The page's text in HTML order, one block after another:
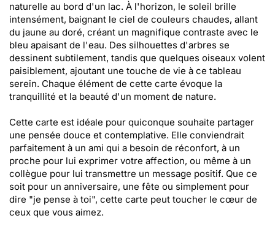
naturelle au bord d'un lac. À l'horizon, le soleil brille
intensément, baignant le ciel de couleurs chaudes, allant
du jaune au doré, créant un magnifique contraste avec le
bleu apaisant de l'eau. Des silhouettes d'arbres se
dessinent subtilement, tandis que quelques oiseaux volent
paisiblement, ajoutant une touche de vie à ce tableau
serein. Chaque élément de cette carte évoque la
tranquillité et la beauté d'un moment de nature.
Cette carte est idéale pour quiconque souhaite partager
une pensée douce et contemplative. Elle conviendrait
parfaitement à un ami qui a besoin de réconfort, à un
proche pour lui exprimer votre affection, ou même à un
collègue pour lui transmettre un message positif. Que ce
soit pour un anniversaire, une fête ou simplement pour
dire "je pense à toi", cette carte peut toucher le cœur de
ceux que vous aimez.